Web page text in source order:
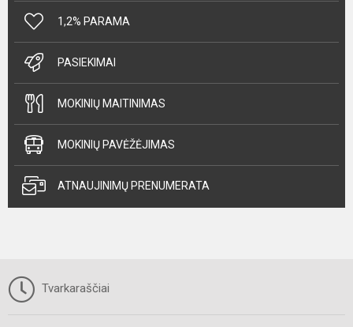
1,2% PARAMA
PASIEKIMAI
MOKINIŲ MAITINIMAS
MOKINIŲ PAVĖŽĖJIMAS
ATNAUJINIMŲ PRENUMERATA
Tvarkaraščiai